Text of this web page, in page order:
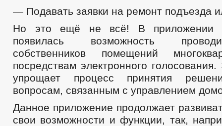
— Подавать заявки на ремонт подъезда
Но это ещё не всё! В приложении
появилась возможность
собственников помещений
посредствам электронного
упрощает процесс принятия
вопросам, связанным с управлением
Данное приложение продолжает
свои возможности и функции, так,